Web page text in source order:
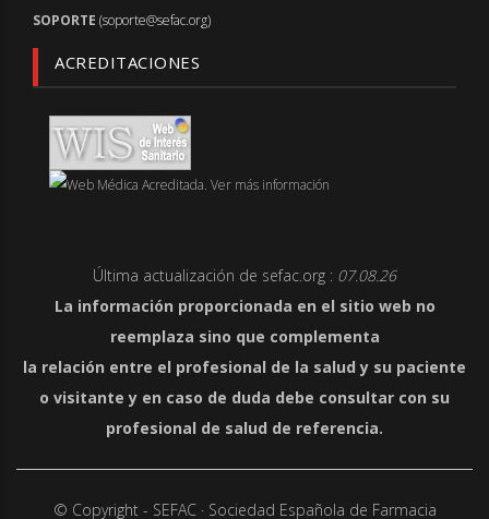
SOPORTE (soporte@sefac.org)
ACREDITACIONES
Última actualización de sefac.org : 07.08.26
La información proporcionada en el sitio web no
reemplaza sino que complementa
la relación entre el profesional de la salud y su paciente
o visitante y en caso de duda debe consultar con su
profesional de salud de referencia.
© Copyright - SEFAC · Sociedad Española de Farmacia